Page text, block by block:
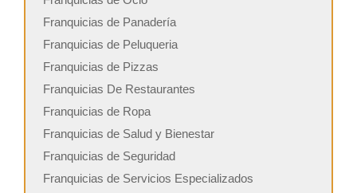
Franquicias de Panadería
Franquicias de Peluqueria
Franquicias de Pizzas
Franquicias De Restaurantes
Franquicias de Ropa
Franquicias de Salud y Bienestar
Franquicias de Seguridad
Franquicias de Servicios Especializados